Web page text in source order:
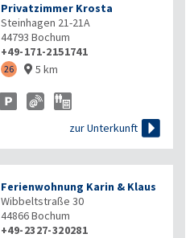
Privatzimmer Krosta
Steinhagen 21-21A
44793 Bochum
+49-171-2151741
26  5 km
zur Unterkunft 
Ferienwohnung Karin & Klaus
Wibbeltstraße 30
44866Bochum
+49-2327-320281